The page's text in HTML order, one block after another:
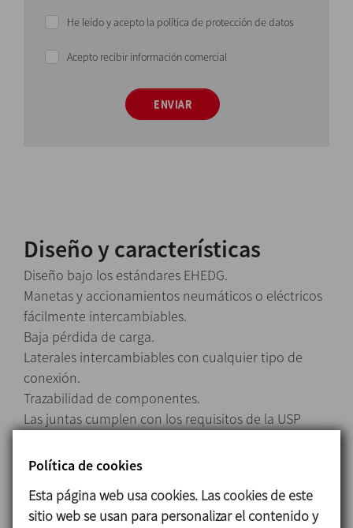
He leído y acepto la política de protección de datos
Acepto recibir información comercial
ENVIAR
Diseño y características
Diseño bajo los estándares EHEDG.
Manetas y accionamientos neumáticos o eléctricos
fácilmente intercambiables.
Baja pérdida de carga.
Laterales intercambiables con cualquier tipo de
conexión.
Trazabilidad de componentes.
Las juntas cumplen con los requisitos de la USP
Materiales
Política de cookies
Esta página web usa cookies. Las cookies de este
sitio web se usan para personalizar el contenido y